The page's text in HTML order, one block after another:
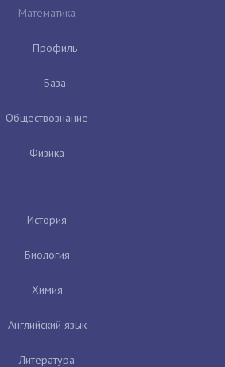
Математика
Профиль
База
Обществознание
Физика
История
Биология
Химия
Английский язык
Литература